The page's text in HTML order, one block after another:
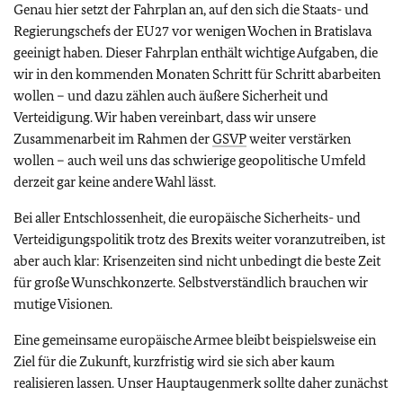
Genau hier setzt der Fahrplan an, auf den sich die Staats- und
Regierungschefs der EU27 vor wenigen Wochen in Bratislava
geeinigt haben. Dieser Fahrplan enthält wichtige Aufgaben, die
wir in den kommenden Monaten Schritt für Schritt abarbeiten
wollen – und dazu zählen auch äußere Sicherheit und
Verteidigung. Wir haben vereinbart, dass wir unsere
Zusammenarbeit im Rahmen derGSVPweiter verstärken
wollen – auch weil uns das schwierige geopolitische Umfeld
derzeit gar keine andere Wahl lässt.
Bei aller Entschlossenheit, die europäische Sicherheits- und
Verteidigungspolitik trotz des Brexits weiter voranzutreiben, ist
aber auch klar: Krisenzeiten sind nicht unbedingt die beste Zeit
für große Wunschkonzerte. Selbstverständlich brauchen wir
mutige Visionen.
Eine gemeinsame europäische Armee bleibt beispielsweise ein
Ziel für die Zukunft, kurzfristig wird sie sich aber kaum
realisieren lassen. Unser Hauptaugenmerk sollte daher zunächst